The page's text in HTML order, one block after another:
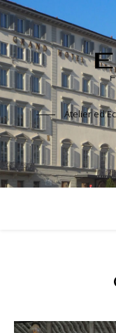
Atelier ed